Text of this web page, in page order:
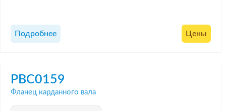
Подробнее Цены
PBC0159
Фланец карданного вала